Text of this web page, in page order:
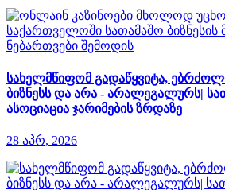
სახელმწიფომ გადაწყვიტა,
ბიზნესს და არა - არალეგალურს|
ასოციაცია ჯარიმების ზრდაზე
28 აპრ, 2026